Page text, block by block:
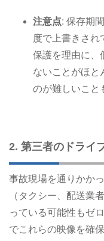
注意点: 保存期
度で上書きされ
保護を理由に、
ないことがほと
のが難しいこと
2. 第三者のドライ
事故現場を通りかか
（タクシー、配送業
っている可能性もゼ
でこれらの映像を確